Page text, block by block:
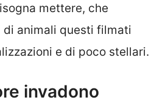
mettere, che
animali questi filmati
e di poco stellari.
invadono